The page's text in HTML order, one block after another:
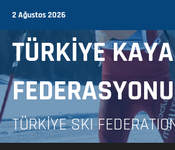
2 Ağustos 2026
TÜRKİYE
FEDERASYONU
TÜRKİYE SKI